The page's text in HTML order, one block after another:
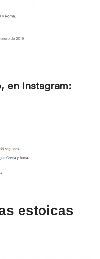
en Instagram:
estoicas